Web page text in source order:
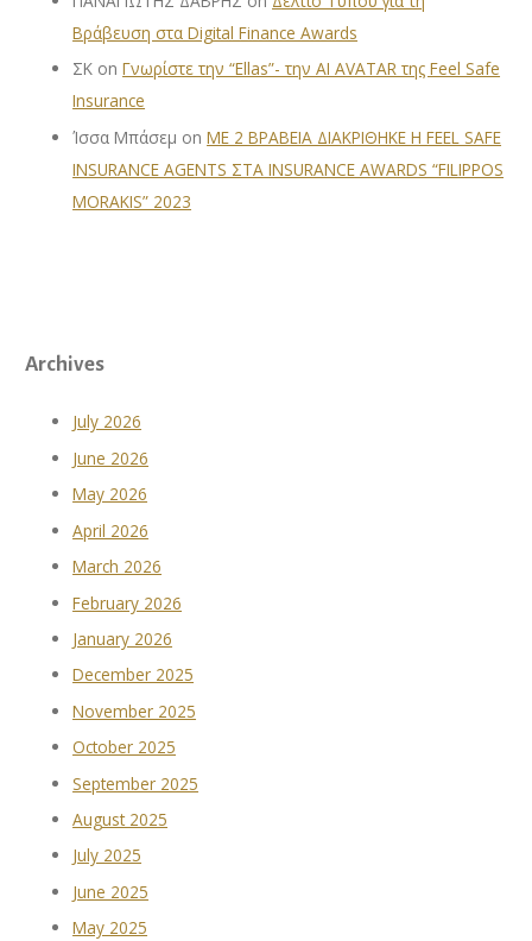
Βράβευση στα Digital Finance Awards
ΣΚ onΓνωρίστε την “Ellas”- την AI AVATAR της Feel Safe
Insurance
Ίσσα Μπάσεμ onΜΕ 2 ΒΡΑΒΕΙΑ ΔΙΑΚΡΙΘΗΚΕ Η FEEL SAFE
INSURANCE AGENTS ΣΤΑ INSURANCE AWARDS “FILIPPOS
MORAKIS” 2023
Archives
July 2026
June 2026
May 2026
April 2026
March 2026
February 2026
January 2026
December 2025
November 2025
October 2025
September 2025
August 2025
July 2025
June 2025
May 2025